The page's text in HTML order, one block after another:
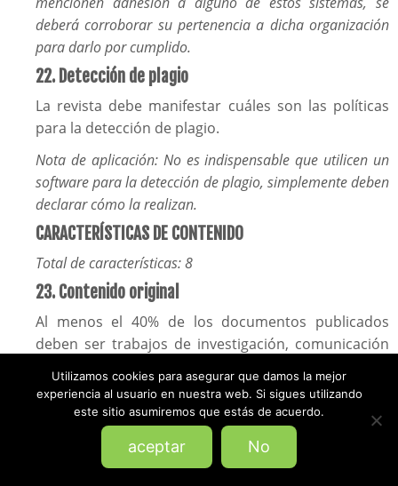
deberá corroborar su pertenencia a dicha organización
para darlo por cumplido.
22. Detección de plagio
La revista debe manifestar cuáles son las políticas
para la detección de plagio.
Nota de aplicación: No es indispensable que utilicen un
software para la detección de plagio, simplemente deben
declarar cómo la realizan.
CARACTERÍSTICAS DE CONTENIDO
Total de características: 8
23. Contenido original
Al menos el 40% de los documentos publicados
deben ser trabajos de investigación, comunicación
de investigación, artículos de revisión, artículos de
opinión, ensayos y casos clínicos.
Nota de aplicación: Si la revista no hace uso de secciones
o categorías que faciliten calificar esta característica,
Utilizamos cookies para asegurar que damos la mejor
experiencia al usuario en nuestra web. Si sigues utilizando
este sitio asumiremos que estás de acuerdo.
aceptar No